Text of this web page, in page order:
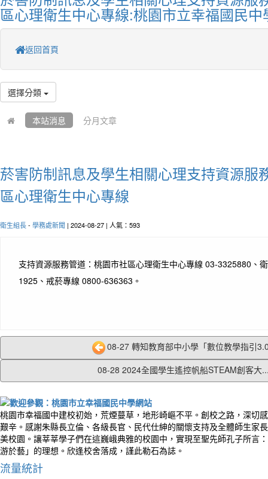
區心理衛生中心專線:桃園市立幸福國民
返回首頁
選擇分類
本站消息 分月文章
菸害防制訊息及學生相關心理支持資源服
區心理衛生中心專線
衛生組長- 學務處新聞 | 2024-08-27 | 人氣：593
支持資源服務管道：桃園市社區心理衛生中心專線 03-3325880、
1925、戒菸專線 0800-636363。
08-27 轉知教育部中小學「數位教學指引
08-28 2024全國學生遙控帆船STEAM創客大
桃園市幸福國中建校初始，荒煙蔓草，地形崎嶇不平。創校之路，深切
艱辛。感謝朱縣長立倫、各級長官、民代仕紳的關懷支持及全體師生家
美校園。讓莘莘學子們在這巍峨典雅的校園中，實現至聖先師孔子所言
游於藝」的理想。欣逢校舍落成，謹此勒石為誌。
流量統計